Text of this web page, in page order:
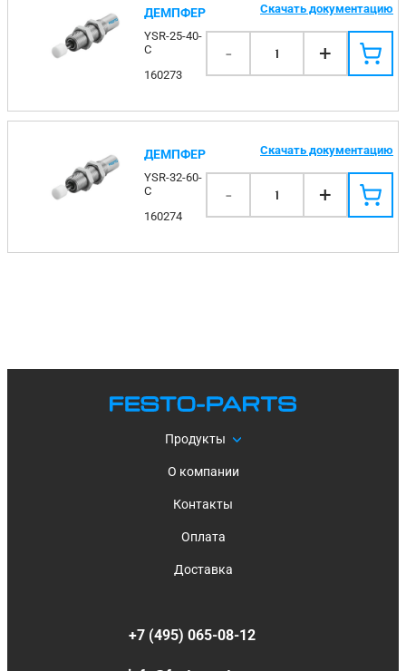
ДЕМПФЕР
YSR-25-40-
C
160273
Скачать документацию
- 1 +
ДЕМПФЕР
YSR-32-60-
C
160274
Скачать документацию
- 1 +
Продукты
О компании
Контакты
Оплата
Доставка
+7 (495) 065-08-12